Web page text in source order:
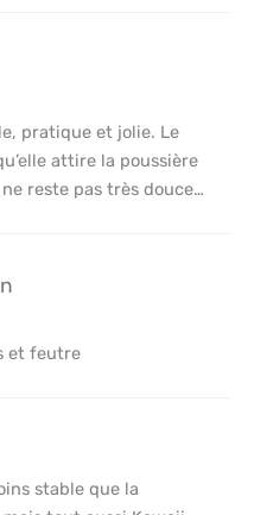
pratique et jolie. Le
attire la poussière
reste pas très douce…
et feutre
stable que la